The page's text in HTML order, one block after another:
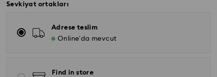
Sevkiyat ortakları
Adrese teslim
Online’da mevcut
Find in store